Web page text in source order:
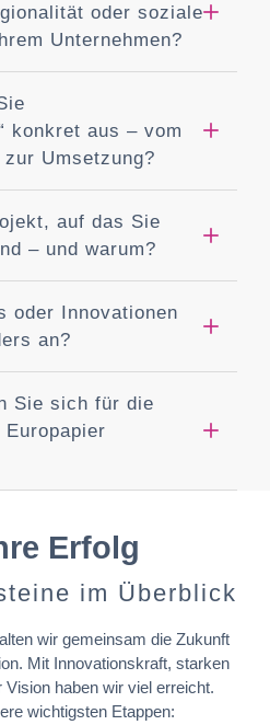
oder soziale
Unternehmen?
konkret aus – vom
Umsetzung?
auf das Sie
– und warum?
oder Innovationen
an?
Sie sich für die
Erfolg
im Überblick
wir gemeinsam die Zukunft
Mit Innovationskraft, starken
haben wir viel erreicht.
wichtigsten Etappen: